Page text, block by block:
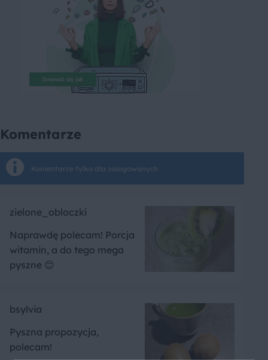
Komentarze
Komentarze tylko dla zalogowanych
zielone_obloczki
Naprawdę polecam! Porcja
witamin, a do tego mega
pyszne 😊
bsylvia
Pyszna propozycja,
polecam!